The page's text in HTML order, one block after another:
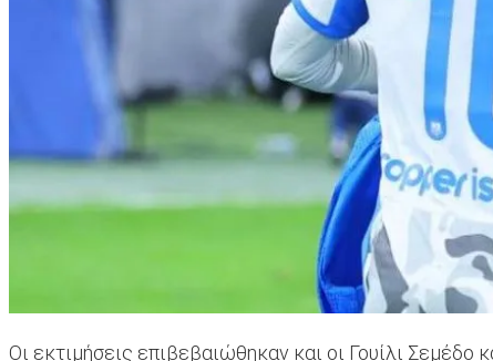
Οι εκτιμήσεις επιβεβαιώθηκαν και οι Γουίλι Σεμέδο